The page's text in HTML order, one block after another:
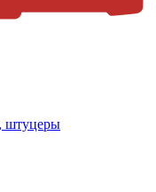
штуцеры